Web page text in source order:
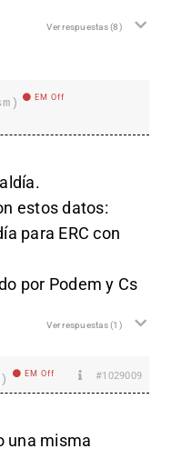
Ver respuestas(8)
EM Off
estos datos:
para ERC con
por Podem y Cs
Ver respuestas(1)
EM Off #1029009
una misma